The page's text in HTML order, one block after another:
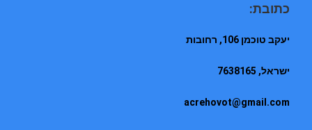
כתובת:
יעקב טוכמן 106, רחובות
ישראל, 7638165
acrehovot@gmail.com